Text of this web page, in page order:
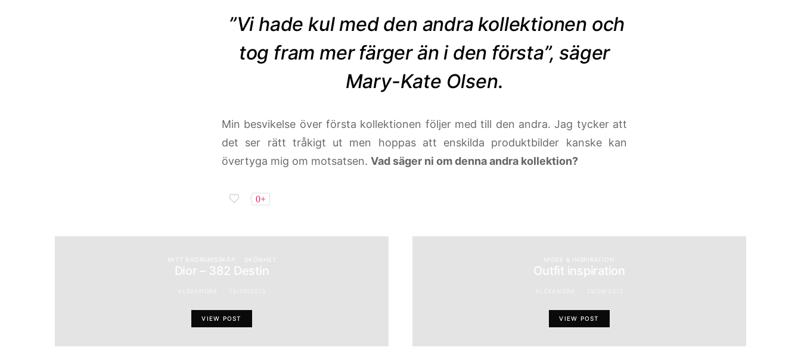
”Vi hade kul med den andra kollektionen och
tog fram mer färger än i den första”, säger
Mary-Kate Olsen.
Min besvikelse över första kollektionen följer med till den andra. Jag tycker att
det ser rätt tråkigt ut men hoppas att enskilda produktbilder kanske kan
övertyga mig om motsatsen. Vad säger ni om denna andra kollektion?
0+
MITT BADRUMSSKÅP SKÖNHET
Dior – 382 Destin
VIEW POST
MODE & INSPIRATION
Outfit inspiration
VIEW POST